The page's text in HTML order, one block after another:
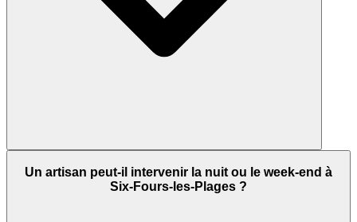
Un artisan peut-il intervenir la nuit ou le week-end à
Six-Fours-les-Plages ?